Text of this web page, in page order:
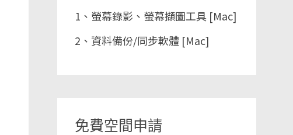
1、螢幕錄影、螢幕擷圖工具 [Mac]
2、資料備份/同步軟體 [Mac]
免費空間申請